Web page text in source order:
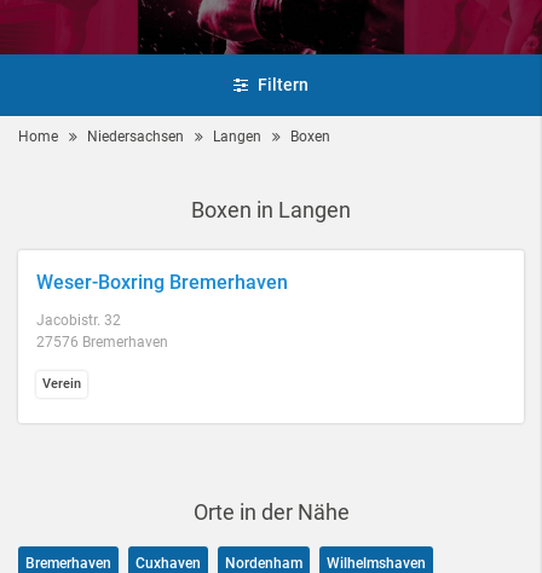
Filtern
Home Niedersachsen Langen Boxen
Boxen in Langen
Weser-Boxring Bremerhaven
Jacobistr. 32
27576 Bremerhaven
Verein
Orte in der Nähe
Bremerhaven Cuxhaven Nordenham Wilhelmshaven